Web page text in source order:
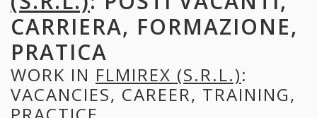
CARRIERA, FORMAZIONE,
PRATICA
WORK IN FLMIREX (S.R.L.):
VACANCIES, CAREER, TRAINING,